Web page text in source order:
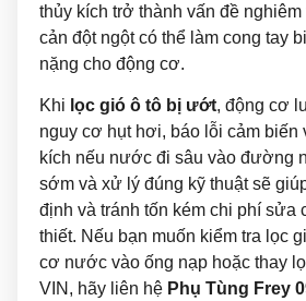
thủy kích trở thành vấn đề
cản đột ngột có thể làm cong tay
nặng cho động cơ.
Khi lọc gió ô tô bị ướt, động cơ
nguy cơ hụt hơi, báo lỗi cảm biến
kích nếu nước đi sâu vào đường
sớm và xử lý đúng kỹ thuật sẽ
định và tránh tốn kém chi phí sửa
thiết. Nếu bạn muốn kiểm tra lọc
cơ nước vào ống nạp hoặc thay
VIN, hãy liên hệ Phụ Tùng Frey